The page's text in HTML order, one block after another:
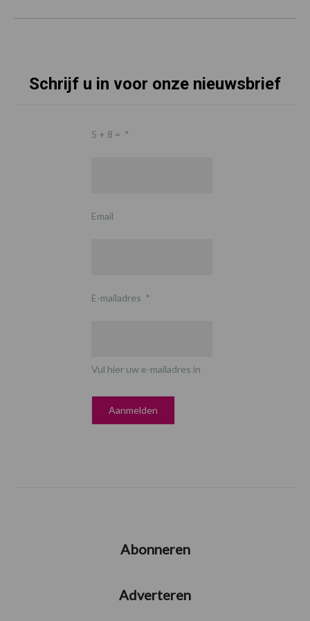
Schrijf u in voor onze nieuwsbrief
5 + 8 = *
Email
E-mailadres *
Vul hier uw e-mailadres in
Abonneren
Adverteren